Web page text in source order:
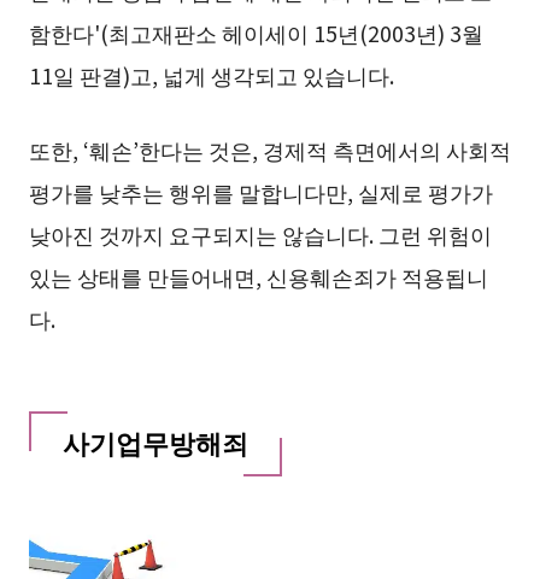
함한다'(최고재판소 헤이세이 15년(2003년) 3월
11일 판결)고, 넓게 생각되고 있습니다.
또한, ‘훼손’한다는 것은, 경제적 측면에서의 사회적
평가를 낮추는 행위를 말합니다만, 실제로 평가가
낮아진 것까지 요구되지는 않습니다. 그런 위험이
있는 상태를 만들어내면, 신용훼손죄가 적용됩니
다.
사기업무방해죄